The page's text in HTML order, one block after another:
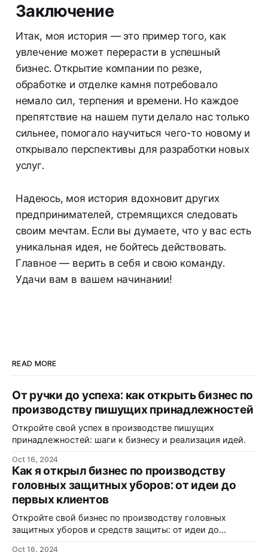
Заключение
Итак, моя история — это пример того, как
увлечение может перерасти в успешный
бизнес. Открытие компании по резке,
обработке и отделке камня потребовало
немало сил, терпения и времени. Но каждое
препятствие на нашем пути делало нас только
сильнее, помогало научиться чего-то новому и
открывало перспективы для разработки новых
услуг.
Надеюсь, моя история вдохновит других
предпринимателей, стремящихся следовать
своим мечтам. Если вы думаете, что у вас есть
уникальная идея, не бойтесь действовать.
Главное — верить в себя и свою команду.
Удачи вам в вашем начинании!
READ MORE
От ручки до успеха: как открыть бизнес по
производству пишущих принадлежностей
Откройте свой успех в производстве пишущих
принадлежностей: шаги к бизнесу и реализация идей.
Oct 16, 2024
Как я открыл бизнес по производству
головных защитных уборов: от идеи до
первых клиентов
Откройте свой бизнес по производству головных
защитных уборов и средств защиты: от идеи до
Oct 16, 2024